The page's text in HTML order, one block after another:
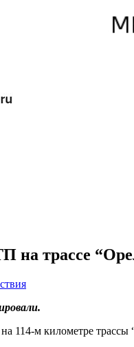
на трассе
на 114-м километре